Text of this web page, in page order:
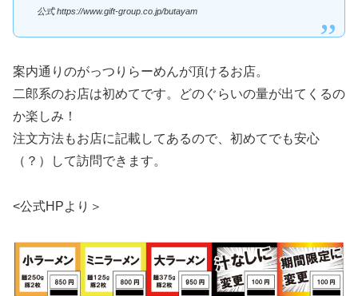
公式 https://www.gift-group.co.jp/butayam
案内通りのがっつりらーめんが頂けるお店。
二郎系のお店は初めてです。どのぐらいの量が出てくるの
か楽しみ！
注文方法もお店に記載してあるので、初めてでも安心
（？）して訪問できます。
<公式HPより＞